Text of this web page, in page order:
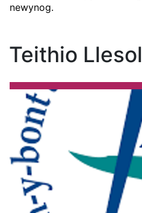
newynog.
Teithio Llesol